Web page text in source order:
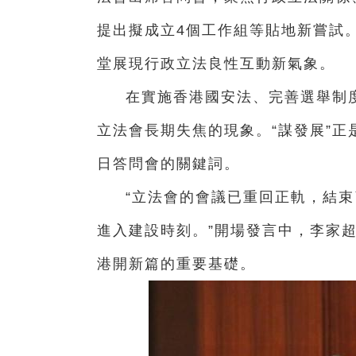
提出擬成立4個工作組等貼地新嘗試
堂展現行政立法良性互動新氣象。
在實施香港國安法、完善選舉制
立法會長期失焦的現象。“謀發展”
日答問會的關鍵詞。
“立法會的會議已重回正軌，結
進入建設時刻。”開場發言中，李家
港開新篇的重要基礎。